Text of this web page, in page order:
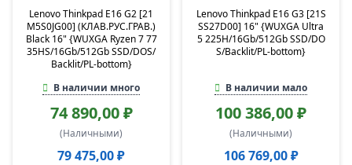
Lenovo Thinkpad E16 G2 [21
M5S0JG00] (КЛАВ.РУС.ГРАВ.)
Black 16" {WUXGA Ryzen 7 77
35HS/16Gb/512Gb SSD/DOS/
Backlit/PL-bottom}
В наличии много
74 890,00 ₽
(Наличными)
79 475,00 ₽
Lenovo Thinkpad E16 G3 [21S
SS27D00] 16" {WUXGA Ultra
5 225H/16Gb/512Gb SSD/DO
S/Backlit/PL-bottom}
В наличии мало
100 386,00 ₽
(Наличными)
106 769,00 ₽